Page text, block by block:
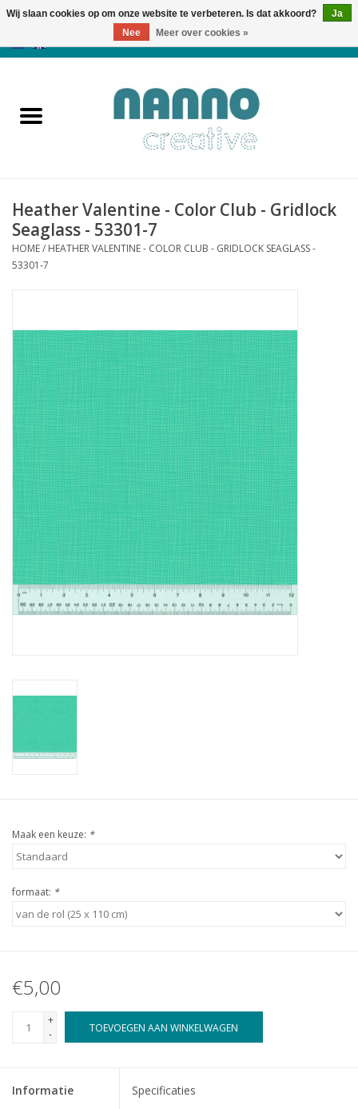
Producten
Nieuws
Herfst & Halloween
Laatste Kans
Cadeaubonnen
Nanno Blog
Merken
Beloningen
Heather Valentine - Color Club - Gridlock
Seaglass - 53301-7
HOME/ HEATHER VALENTINE - COLOR CLUB - GRIDLOCK SEAGLASS -
53301-7
Maak een keuze: *
formaat: *
€5,00
+
-
TOEVOEGEN AAN WINKELWAGEN
Informatie Specificaties
Wij slaan cookies op om onze website te verbeteren. Is dat akkoord?
Ja
Nee
Meer over cookies »